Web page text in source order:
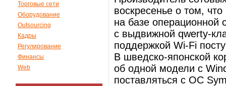
Торговые сети
Оборудование
Outsourcing
Кадры
Регулирование
Финансы
Web
воскресенье о том,
на базе операционной
с выдвижной qwerty-
поддержкой Wi-Fi
В шведско-японской
об одной модели с
поставляться с ОС